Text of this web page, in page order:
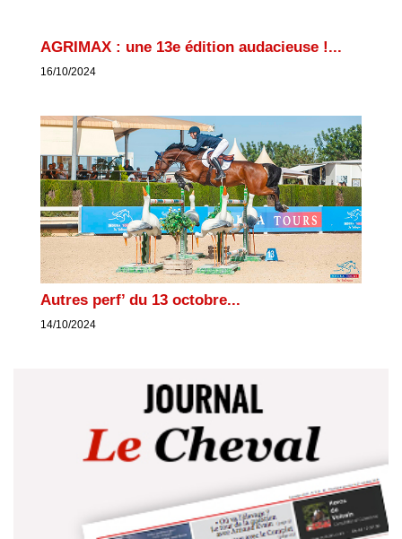
AGRIMAX : une 13e édition audacieuse !...
16/10/2024
Autres perf’ du 13 octobre...
14/10/2024